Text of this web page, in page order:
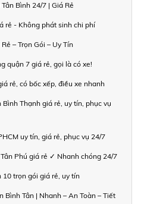
Bình 24/7 | Giá Rẻ
rẻ - Không phát sinh chi phí
– Trọn Gói – Uy Tín
quận 7 giá rẻ, gọi là có xe!
rẻ, có bốc xếp, điều xe nhanh
Thạnh giá rẻ, uy tín, phục vụ
uy tín, giá rẻ, phục vụ 24/7
Phú giá rẻ ✓ Nhanh chóng 24/7
10 trọn gói giá rẻ, uy tín
Bình Tân | Nhanh – An Toàn – Tiết